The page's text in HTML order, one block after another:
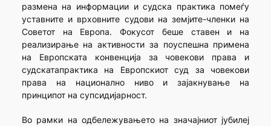
размена на информации и судска практика помеѓу
уставните и врховните судови на земјите-членки на
Советот на Европа. Фокусот беше ставен и на
реализирање на активности за поуспешна примена
на Европската конвенција за човекови права и
судскатапрактика на Европскиот суд за човекови
права на национално ниво и зајакнување на
принципот на супсидијарност.
Во рамки на одбележувањето на значајниот јубилеј